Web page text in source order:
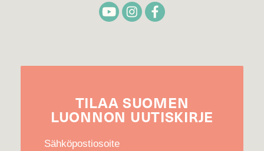
TILAA SUOMEN
LUONNON UUTIS­KIRJE
Sähköpostiosoite